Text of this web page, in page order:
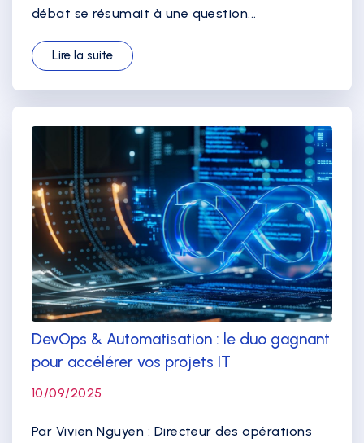
débat se résumait à une question...
Lire la suite
DevOps & Automatisation : le duo gagnant
pour accélérer vos projets IT
10/09/2025
Par Vivien Nguyen : Directeur des opérations